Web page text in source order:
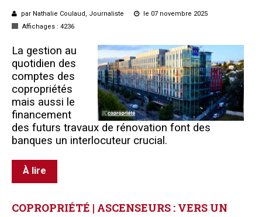
par Nathalie Coulaud, Journaliste
le 07 novembre 2025
Affichages : 4236
La gestion au
quotidien des
comptes des
copropriétés
mais aussi le
financement
des futurs travaux de rénovation font des
banques un interlocuteur crucial.
À lire
COPROPRIÉTÉ | ASCENSEURS : VERS UN